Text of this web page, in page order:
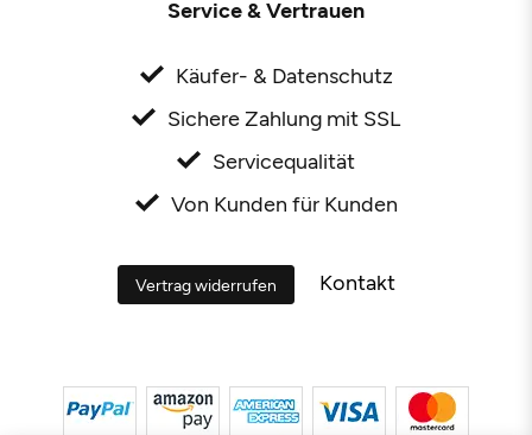
Service & Vertrauen
Käufer- & Datenschutz
Sichere Zahlung mit SSL
Servicequalität
Von Kunden für Kunden
Vertrag widerrufen Kontakt